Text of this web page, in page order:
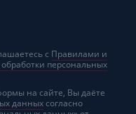
с Правилами и
персональных
на сайте, Вы даёте
данныхсогласно